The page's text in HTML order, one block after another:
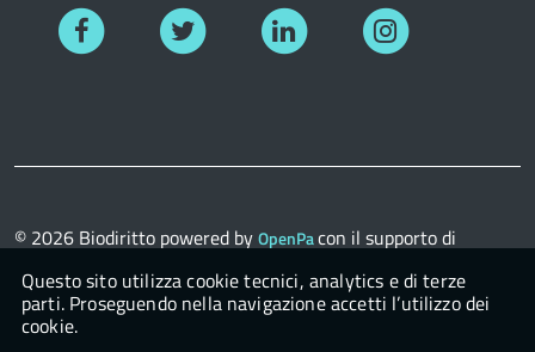
Facebook Linkedin
© 2026 Biodiritto powered byOpenPacon il supporto di
Questo sito utilizza cookie tecnici, analytics e di terze
parti. Proseguendo nella navigazione accetti l’utilizzo dei
cookie.